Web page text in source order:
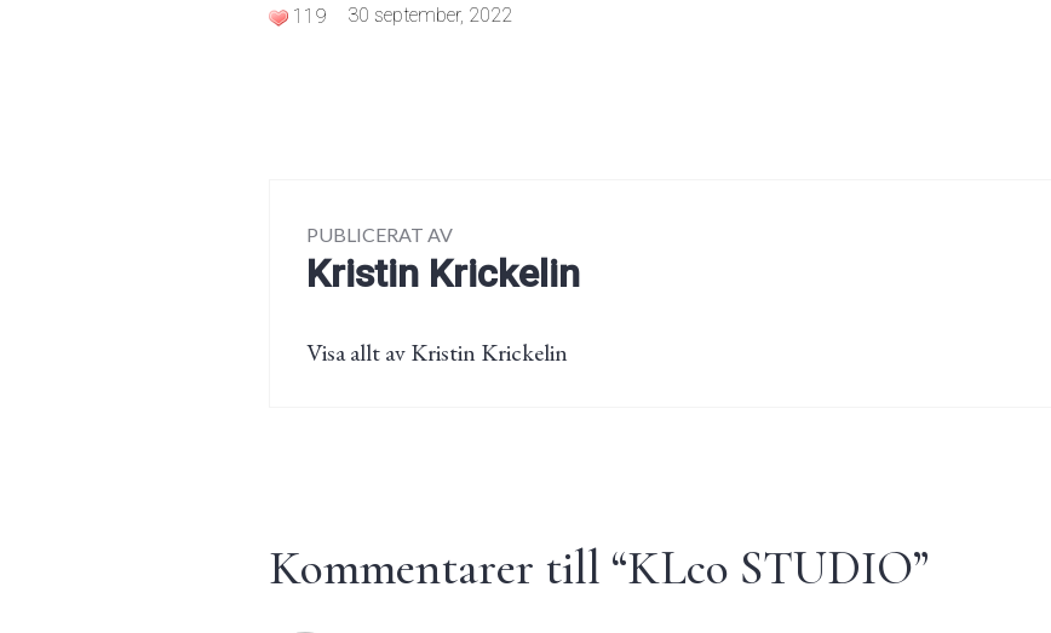
119 30 september, 2022
PUBLICERAT AV
Kristin Krickelin
Visa allt av Kristin Krickelin
Kommentarer till “KLco STUDIO”